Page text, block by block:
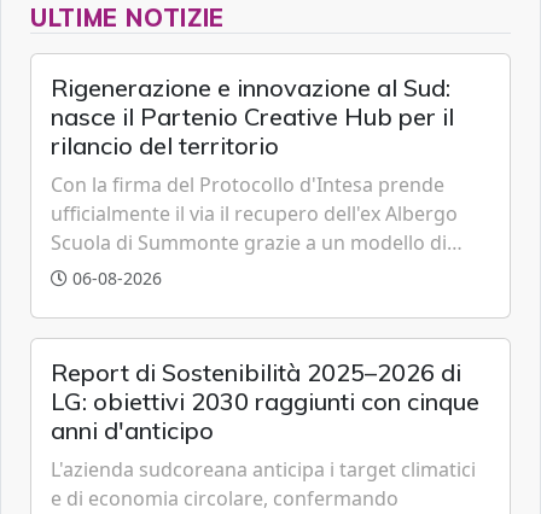
ULTIME NOTIZIE
Rigenerazione e innovazione al Sud:
nasce il Partenio Creative Hub per il
rilancio del territorio
Con la firma del Protocollo d'Intesa prende
ufficialmente il via il recupero dell'ex Albergo
Scuola di Summonte grazie a un modello di
partenariato pubblico-privato e a una rete di
06-08-2026
Report di Sostenibilità 2025–2026 di
LG: obiettivi 2030 raggiunti con cinque
anni d'anticipo
L'azienda sudcoreana anticipa i target climatici
e di economia circolare, confermando